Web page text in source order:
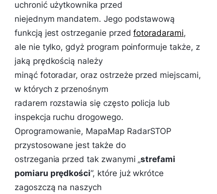
uchronić użytkownika przed
niejednym mandatem. Jego podstawową
funkcją jest ostrzeganie przedfotoradarami,
ale nie tylko, gdyż program poinformuje także, z
jaką prędkością należy
minąć fotoradar, oraz ostrzeże przed miejscami,
w których z przenośnym
radarem rozstawia się często policja lub
inspekcja ruchu drogowego.
Oprogramowanie, MapaMap RadarSTOP
przystosowane jest także do
ostrzegania przed tak zwanymi „strefami
pomiaru prędkości”, które już wkrótce
zagoszczą na naszych